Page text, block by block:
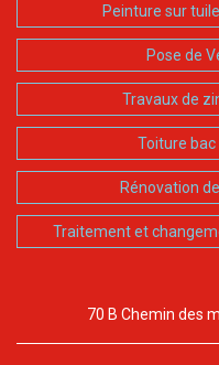
Peinture sur
Pose de
Travaux de
Toiture bac
Rénovation
Traitement et
70 B Chemin des